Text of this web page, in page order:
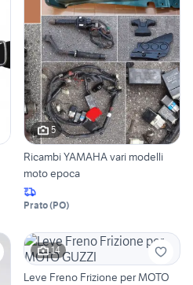
5
Ricambi YAMAHA vari modelli
moto epoca
Prato(PO)
14
Leve Freno Frizione per MOTO